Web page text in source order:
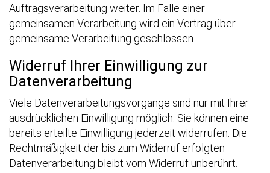
Auftragsverarbeitung weiter. Im Falle einer
gemeinsamen Verarbeitung wird ein Vertrag über
gemeinsame Verarbeitung geschlossen.
Widerruf Ihrer Einwilligung zur
Datenverarbeitung
Viele Datenverarbeitungsvorgänge sind nur mit Ihrer
ausdrücklichen Einwilligung möglich. Sie können eine
bereits erteilte Einwilligung jederzeit widerrufen. Die
Rechtmäßigkeit der bis zum Widerruf erfolgten
Datenverarbeitung bleibt vom Widerruf unberührt.